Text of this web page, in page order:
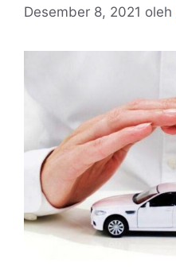
Desember 8, 2021 oleh